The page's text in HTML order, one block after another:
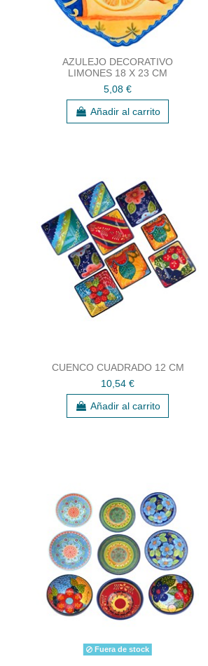
AZULEJO DECORATIVO
LIMONES 18 X 23 CM
5,08 €
Añadir al carrito
CUENCO CUADRADO 12 CM
10,54 €
Añadir al carrito
Fuera de stock